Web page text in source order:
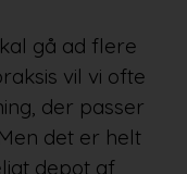
gå ad flere
vil vi ofte
der passer
det er helt
depot af